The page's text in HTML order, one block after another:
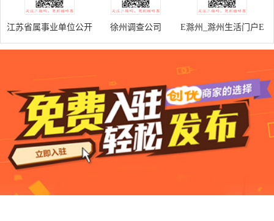
江苏省属事业单位公开 徐州调查公司 E滁州_滁州生活门户E